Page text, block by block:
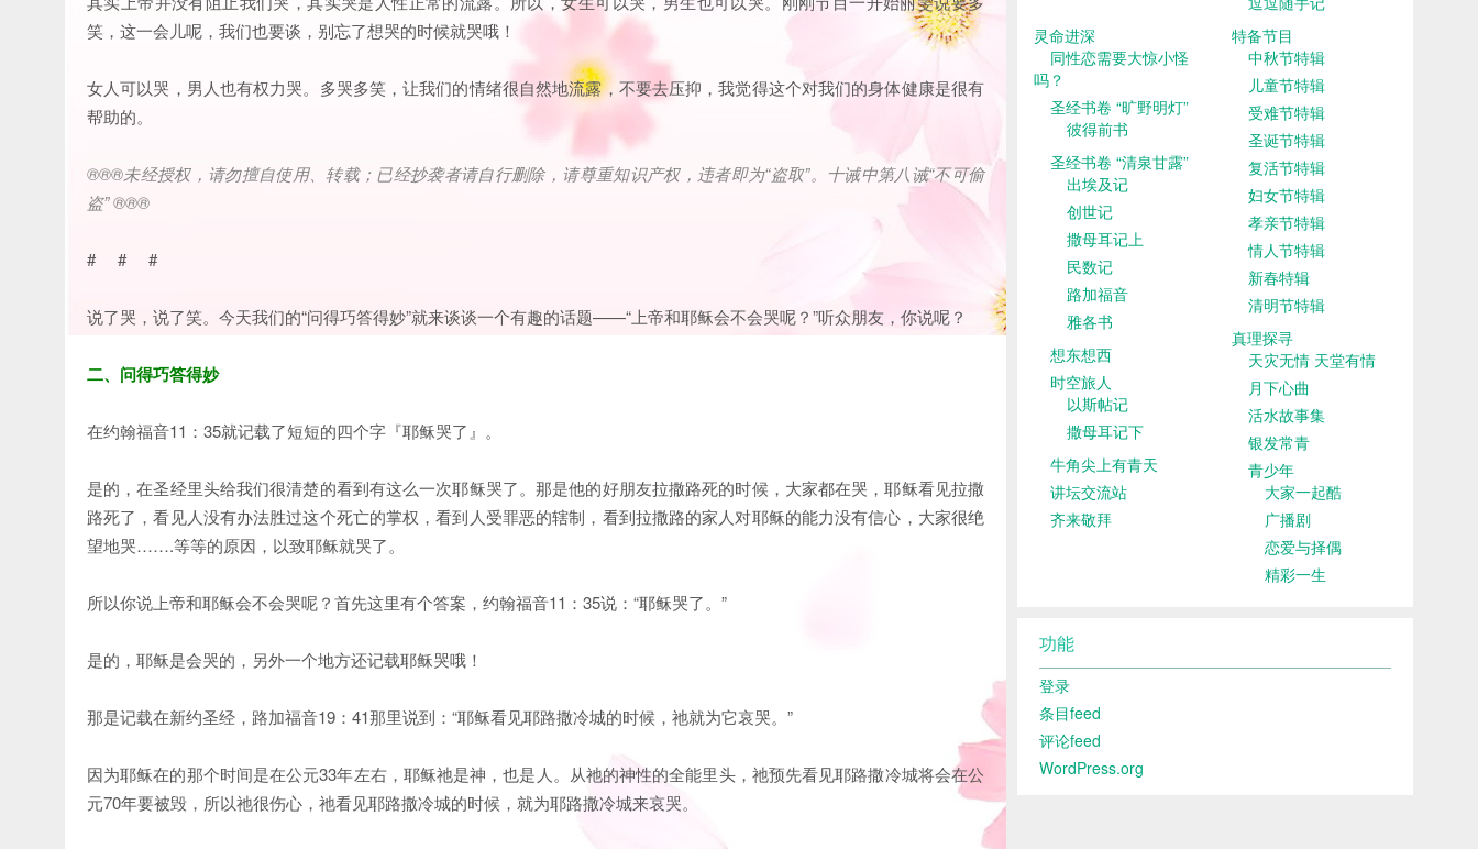
笑，这一会儿呢，我们也要谈，别忘了想哭的时候就哭哦！
女人可以哭，男人也有权力哭。多哭多笑，让我们的情绪很自然地流露，不要去压抑，我觉得这个对我们的身体健康是很有
帮助的。
®®®未经授权，请勿擅自使用、转载；已经抄袭者请自行删除，请尊重知识产权，违者即为“盗取”。十诫中第八诫“不可偷
盗” ®®®
# # #
说了哭，说了笑。今天我们的“问得巧答得妙”就来谈谈一个有趣的话题——“上帝和耶稣会不会哭呢？”听众朋友，你说呢？
二、问得巧答得妙
在约翰福音11：35就记载了短短的四个字『耶稣哭了』。
是的，在圣经里头给我们很清楚的看到有这么一次耶稣哭了。那是他的好朋友拉撒路死的时候，大家都在哭，耶稣看见拉撒
路死了，看见人没有办法胜过这个死亡的掌权，看到人受罪恶的辖制，看到拉撒路的家人对耶稣的能力没有信心，大家很绝
望地哭…….等等的原因，以致耶稣就哭了。
所以你说上帝和耶稣会不会哭呢？首先这里有个答案，约翰福音11：35说：“耶稣哭了。”
是的，耶稣是会哭的，另外一个地方还记载耶稣哭哦！
那是记载在新约圣经，路加福音19：41那里说到：“耶稣看见耶路撒冷城的时候，祂就为它哀哭。”
因为耶稣在的那个时间是在公元33年左右，耶稣祂是神，也是人。从祂的神性的全能里头，祂预先看见耶路撒冷城将会在公
元70年要被毁，所以祂很伤心，祂看见耶路撒冷城的时候，就为耶路撒冷城来哀哭。
灵命进深
同性恋需要大惊小怪
吗？
圣经书卷 “旷野明灯”
彼得前书
圣经书卷 “清泉甘露”
出埃及记
创世记
撒母耳记上
民数记
路加福音
雅各书
想东想西
时空旅人
以斯帖记
撒母耳记下
牛角尖上有青天
讲坛交流站
齐来敬拜
特备节目
中秋节特辑
儿童节特辑
受难节特辑
圣诞节特辑
复活节特辑
妇女节特辑
孝亲节特辑
情人节特辑
新春特辑
清明节特辑
真理探寻
天灾无情 天堂有情
月下心曲
活水故事集
银发常青
青少年
大家一起酷
广播剧
恋爱与择偶
精彩一生
功能
登录
条目feed
评论feed
WordPress.org